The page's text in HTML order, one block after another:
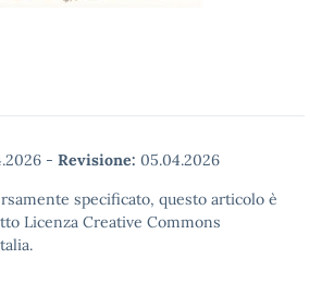
- Revisione: 05.04.2026
specificato, questo articolo è
Licenza Creative Commons